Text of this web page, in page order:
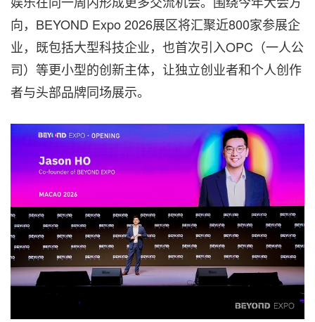
向，BEYOND Expo 2026展区将汇聚近800家参展企
业，既包括大型科技企业，也首次引入OPC（一人公
司）等更小型的创新主体，让独立创业者和个人创作
者与头部品牌同场展示。